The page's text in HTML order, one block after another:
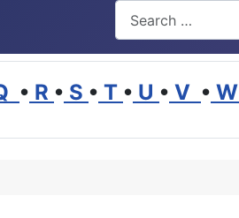
• R • S • T • U • V • W